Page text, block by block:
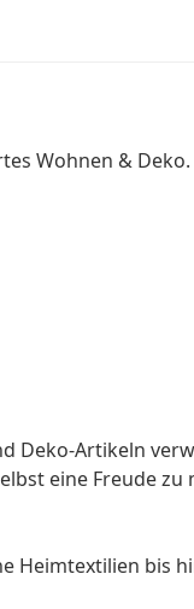
Wohnen &
Artikeln
eine Freude
Heimtextilien bis